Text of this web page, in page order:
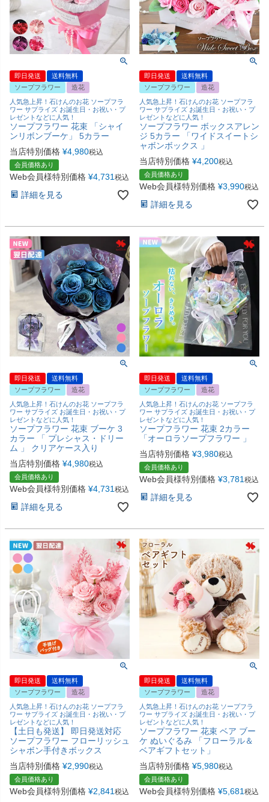
即日発送
送料無料
ソープフラワー
造花
人気急上昇！石けんのお花 ソープフラ
ワー サプライズ お誕生日・お祝い・プ
レゼントなどに人気！
ソープフラワー 花束 「シャイ
ンリボンブーケ」 5カラー
当店特別価格 ¥4,980税込
会員価格あり
Web会員様特別価格 ¥4,731 税込
詳細を見る
即日発送
送料無料
ソープフラワー
造花
人気急上昇！石けんのお花 ソープフラ
ワー サプライズ お誕生日・お祝い・プ
レゼントなどに人気！
ソープフラワー ボックスアレン
ジ 5カラー 「ワイドスイートシ
ャボンボックス 」
当店特別価格 ¥4,200税込
会員価格あり
Web会員様特別価格 ¥3,990税込
詳細を見る
即日発送
送料無料
ソープフラワー
造花
人気急上昇！石けんのお花 ソープフラ
ワー サプライズ お誕生日・お祝い・プ
レゼントなどに人気！
ソープフラワー 花束 ブーケ 3
カラー 「 プレシャス・ドリー
ム 」 クリアケース入り
当店特別価格 ¥4,980税込
会員価格あり
Web会員様特別価格 ¥4,731 税込
詳細を見る
即日発送
送料無料
ソープフラワー
造花
人気急上昇！石けんのお花 ソープフラ
ワー サプライズ お誕生日・お祝い・プ
レゼントなどに人気！
ソープフラワー 花束 2カラー
「オーロラソープフラワー 」
当店特別価格 ¥3,980税込
会員価格あり
Web会員様特別価格 ¥3,781 税込
詳細を見る
即日発送
送料無料
ソープフラワー
造花
人気急上昇！石けんのお花 ソープフラ
ワー サプライズ お誕生日・お祝い・プ
レゼントなどに人気！
【土日も発送】 即日発送対応
ソープフラワー フローリッシュ
シャボン手付きボックス
当店特別価格 ¥2,990税込
会員価格あり
Web会員様特別価格 ¥2,841 税込
即日発送
送料無料
ソープフラワー
造花
人気急上昇！石けんのお花 ソープフラ
ワー サプライズ お誕生日・お祝い・プ
レゼントなどに人気！
ソープフラワー 花束 ベア ブー
ケ ぬいぐるみ 「フローラル＆
ベアギフトセット」
当店特別価格 ¥5,980税込
会員価格あり
Web会員様特別価格 ¥5,681 税込